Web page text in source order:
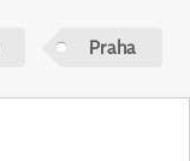
Praha